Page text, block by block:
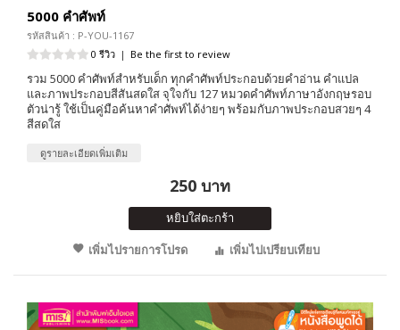
5000 คำศัพท์
รหัสสินค้า : P-YOU-1167
0 รีวิว | Be the first to review
รวม 5000 คำศัพท์สำหรับเด็ก ทุกคำศัพท์ประกอบด้วยคำอ่าน คำแปล
และภาพประกอบสีสันสดใส จุใจกับ 127 หมวดคำศัพท์ภาษาอังกฤษรอบ
ตัวน่ารู้ ใช้เป็นคู่มือค้นหาคำศัพท์ได้ง่ายๆ พร้อมกับภาพประกอบสวยๆ 4
สีสดใส
ดูรายละเอียดเพิ่มเติม
250 บาท
หยิบใส่ตะกร้า
เพิ่มไปรายการโปรด
เพิ่มไปเปรียบเทียบ